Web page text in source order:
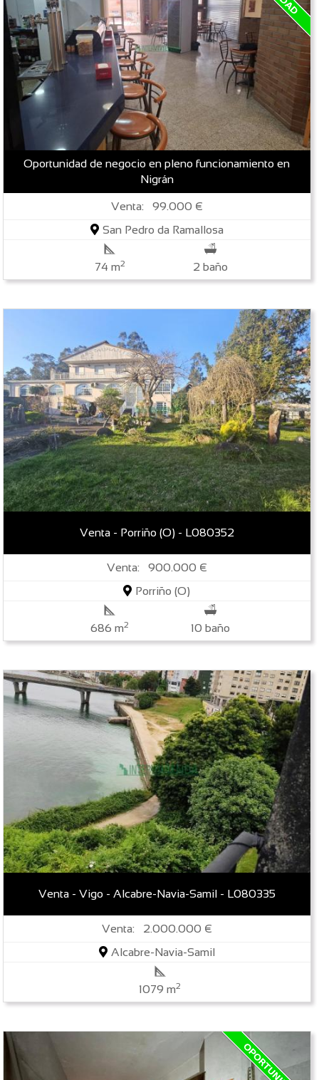
Oportunidad de negocio en pleno funcionamiento en
Nigrán
Venta: 99.000 €
San Pedro da Ramallosa
74 m2 2 baño
Venta - Porriño (O) - L080352
Venta: 900.000 €
Porriño (O)
686 m2 10 baño
Venta - Vigo - Alcabre-Navia-Samil - L080335
Venta: 2.000.000 €
Alcabre-Navia-Samil
1079 m2